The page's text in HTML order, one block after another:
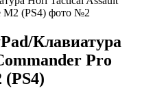
Клавиатура
Pro